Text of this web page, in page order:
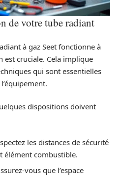
de votre tube radiant
à gaz Seet fonctionne à
est cruciale. Cela implique
qui sont essentielles
dispositions doivent
les distances de sécurité
élément combustible.
vous que l’espace